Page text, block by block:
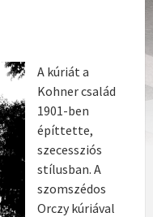
A kúriát a
Kohner család
1901-ben
építtette,
szecessziós
stílusban. A
szomszédos
Orczy kúriával